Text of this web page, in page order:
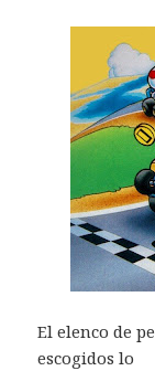
El elenco de
escogidos lo